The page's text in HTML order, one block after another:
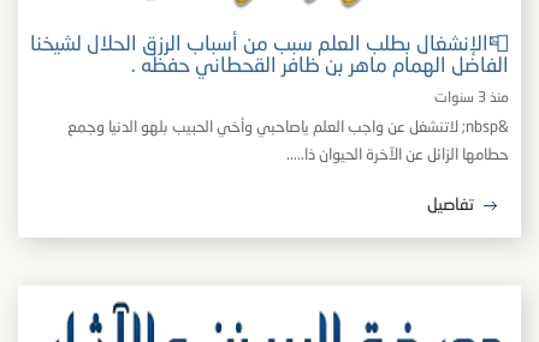
📮الإنشغال بطلب العلم سبب من أسباب الرزق الحلال لشيخنا
الفاضل الهمام ماهر بن ظافر القحطاني حفظه .
منذ 3 سنوات
&nbsp; لاتنشغل عن واجب العلم ياصاحبي وأخي الحبيب بلهو الدنيا وجمع
حطامها الزائل عن الآخرة الحيوان ذا.....
تفاصيل